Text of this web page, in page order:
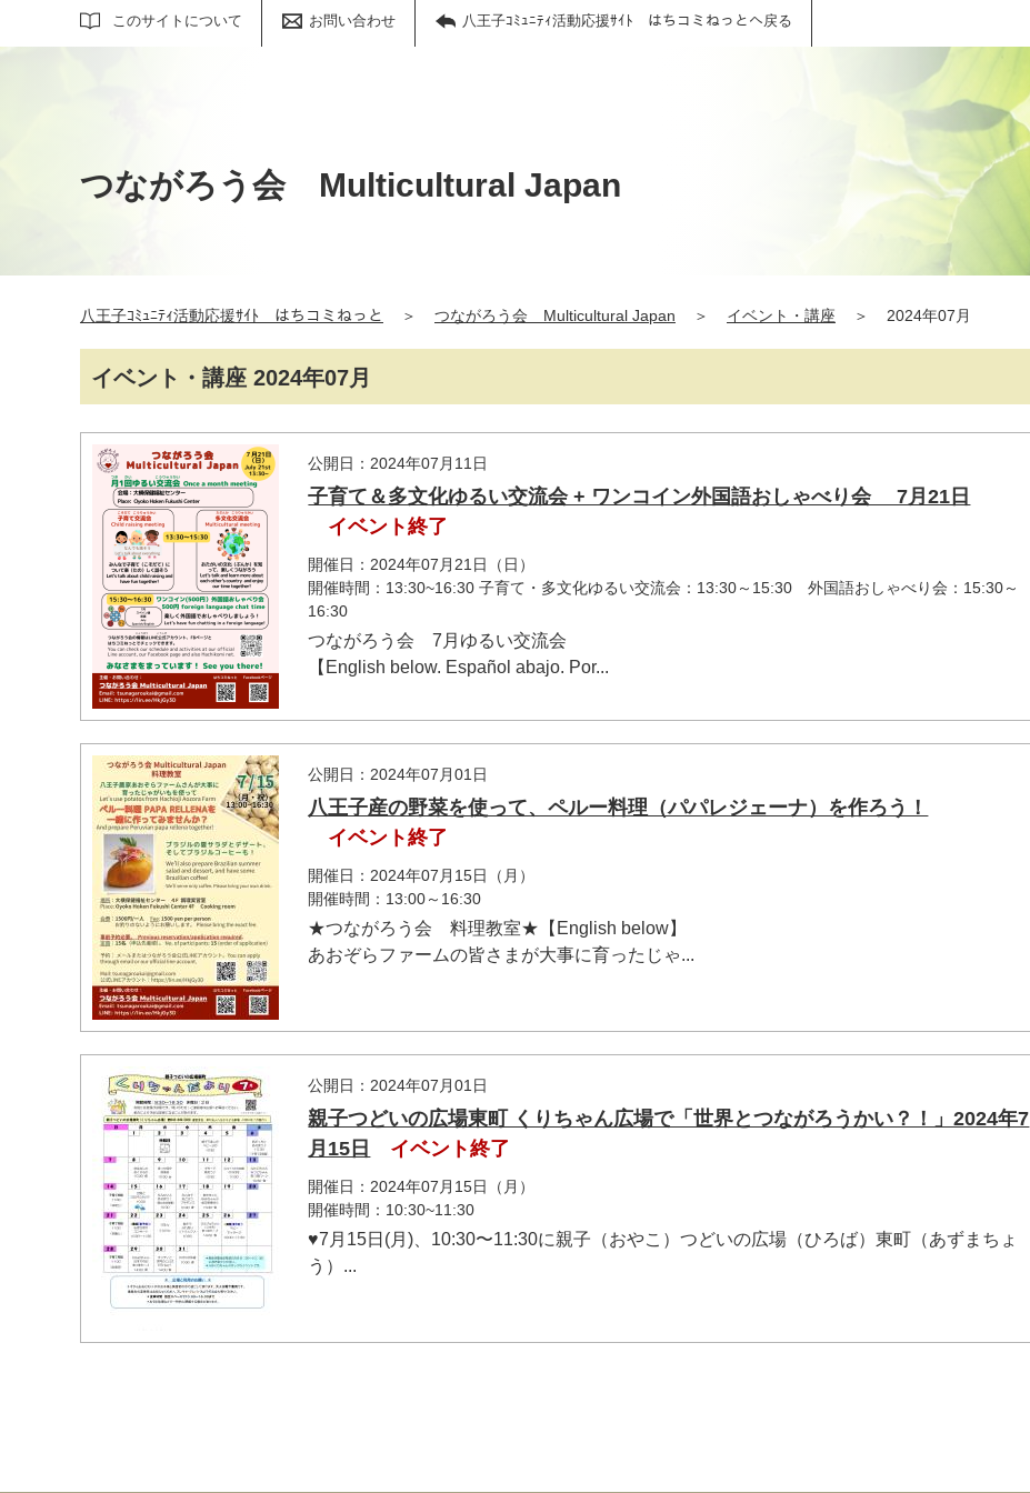
このサイトについて お問い合わせ 八王子ｺﾐｭﾆﾃｨ活動応援ｻｲﾄ はちコミねっとへ戻る
サイト内検索
つながろう会 Multicultural Japan
八王子ｺﾐｭﾆﾃｨ活動応援ｻｲﾄ はちコミねっと ＞ つながろう会 Multicultural Japan ＞ イベント・講座 ＞ 2024年07月
イベント・講座 2024年07月
公開日：2024年07月11日
子育て＆多文化ゆるい交流会 + ワンコイン外国語おしゃべり会 7月21日
イベント終了
開催日：2024年07月21日（日）
開催時間：13:30~16:30 子育て・多文化ゆるい交流会：13:30～15:30 外国語おしゃべり会：15:30～
16:30
つながろう会 7月ゆるい交流会
【English below. Español abajo. Por...
公開日：2024年07月01日
八王子産の野菜を使って、ペルー料理（パパレジェーナ）を作ろう！
イベント終了
開催日：2024年07月15日（月）
開催時間：13:00～16:30
★つながろう会 料理教室★【English below】
あおぞらファームの皆さまが大事に育ったじゃ...
公開日：2024年07月01日
親子つどいの広場東町 くりちゃん広場で「世界とつながろうかい？！」2024年7
月15日
イベント終了
開催日：2024年07月15日（月）
開催時間：10:30~11:30
♥7月15日(月)、10:30〜11:30に親子（おやこ）つどいの広場（ひろば）東町（あずまちょ
う）...
マイメディア検索